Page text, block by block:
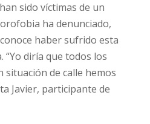
sido víctimas de un
ha denunciado,
haber sufrido esta
“Yo diría que todos los
situación de calle hemos
Javier, participante de